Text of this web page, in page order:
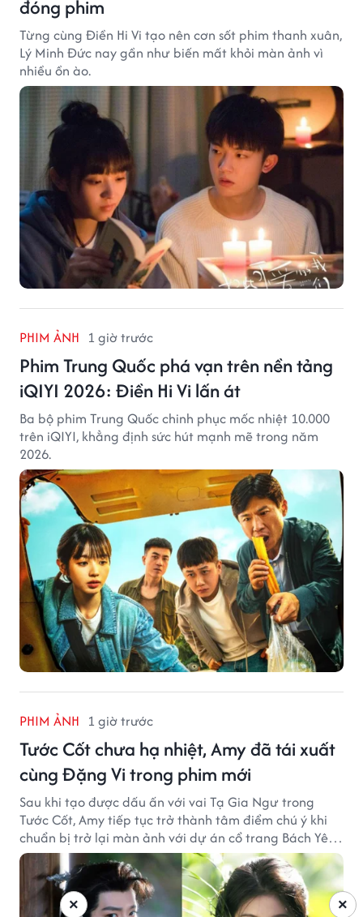
đóng phim
Từng cùng Điền Hi Vi tạo nên cơn sốt phim thanh xuân,
Lý Minh Đức nay gần như biến mất khỏi màn ảnh vì
nhiều ồn ào.
PHIM ẢNH 1 giờ trước
Phim Trung Quốc phá vạn trên nền tảng
iQIYI 2026: Điền Hi Vi lấn át
Ba bộ phim Trung Quốc chinh phục mốc nhiệt 10.000
trên iQIYI, khẳng định sức hút mạnh mẽ trong năm
2026.
PHIM ẢNH 1 giờ trước
Tước Cốt chưa hạ nhiệt, Amy đã tái xuất
cùng Đặng Vi trong phim mới
Sau khi tạo được dấu ấn với vai Tạ Gia Ngư trong
Tước Cốt, Amy tiếp tục trở thành tâm điểm chú ý khi
chuẩn bị trở lại màn ảnh với dự án cổ trang Bách Yêu
Phổ.
×
×